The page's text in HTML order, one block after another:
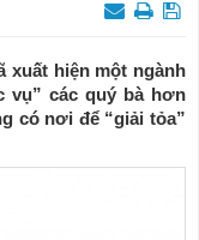
xuất hiện một ngành
vụ” các quý bà hơn
có nơi để “giải tỏa”